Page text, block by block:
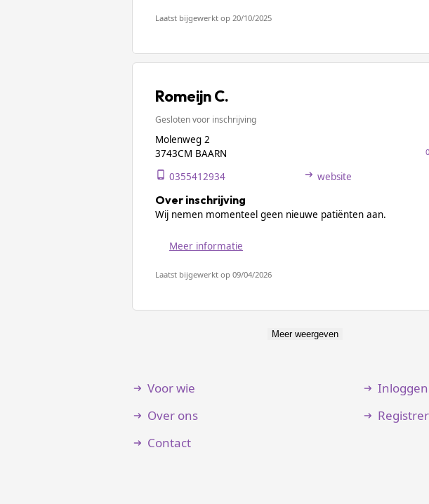
Laatst bijgewerkt op 20/10/2025
Romeijn C.
Gesloten voor inschrijving
Molenweg 2
3743CM BAARN
0355412934 website
Over inschrijving
Wij nemen momenteel geen nieuwe patiënten aan.
Meer informatie
Laatst bijgewerkt op 09/04/2026
Meer weergeven
Voor wie
Over ons
Contact
Inloggen